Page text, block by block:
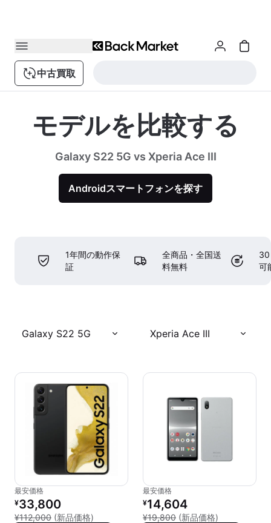
中古買取
モデルを比較する
Galaxy S22 5G vs Xperia Ace III
Androidスマートフォンを探す
1年間の動作保
証
全商品・全国送
料無料
30
可
Galaxy S22 5G Xperia Ace III
最安価格
リファービッシュ品の価格：
¥33,800
¥112,000 (新品価格) 新品との比較：¥112,000
最安価格
リファービッシュ品の価格：
¥14,604
¥19,800 (新品価格)